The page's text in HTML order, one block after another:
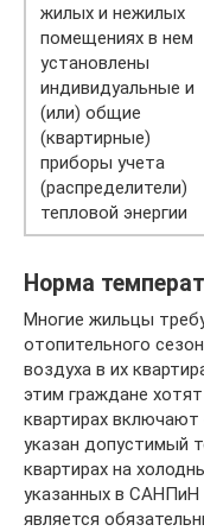
жилых и нежилых
помещениях в нем
установлены
индивидуальные и
(или) общие
(квартирные)
приборы учета
(распределители)
тепловой энергии
Норма
Многие жильцы
отопительного
воздуха в их
этим граждане
квартирах
указан допустимый
квартирах на
указанных в САНПиН
является